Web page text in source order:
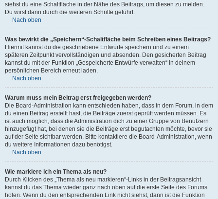
siehst du eine Schaltfläche in der Nähe des Beitrags, um diesen zu melden.
Du wirst dann durch die weiteren Schritte geführt.
Nach oben
Was bewirkt die „Speichern“-Schaltfläche beim Schreiben eines Beitrags?
Hiermit kannst du die geschriebene Entwürfe speichern und zu einem
späteren Zeitpunkt vervollständigen und absenden. Den gesicherten Beitrag
kannst du mit der Funktion „Gespeicherte Entwürfe verwalten“ in deinem
persönlichen Bereich erneut laden.
Nach oben
Warum muss mein Beitrag erst freigegeben werden?
Die Board-Administration kann entschieden haben, dass in dem Forum, in dem
du einen Beitrag erstellt hast, die Beiträge zuerst geprüft werden müssen. Es
ist auch möglich, dass die Administration dich zu einer Gruppe von Benutzern
hinzugefügt hat, bei denen sie die Beiträge erst begutachten möchte, bevor sie
auf der Seite sichtbar werden. Bitte kontaktiere die Board-Administration, wenn
du weitere Informationen dazu benötigst.
Nach oben
Wie markiere ich ein Thema als neu?
Durch Klicken des „Thema als neu markieren“-Links in der Beitragsansicht
kannst du das Thema wieder ganz nach oben auf die erste Seite des Forums
holen. Wenn du den entsprechenden Link nicht siehst, dann ist die Funktion